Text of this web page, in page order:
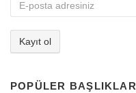
POPÜLER BAŞLIKLAR